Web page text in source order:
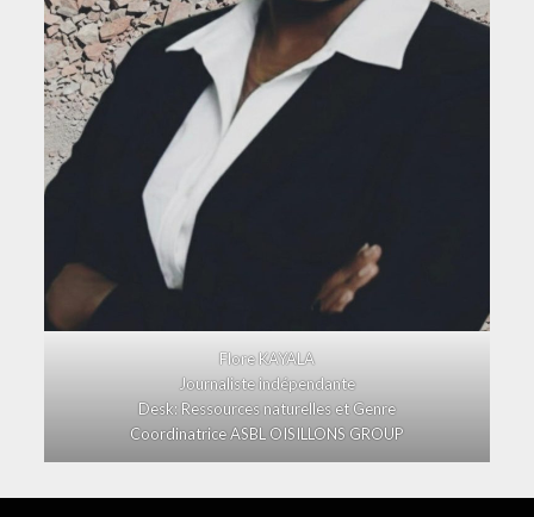
Flore KAYALA
Journaliste indépendante
Desk: Ressources naturelles et Genre
Coordinatrice ASBL OISILLONS GROUP